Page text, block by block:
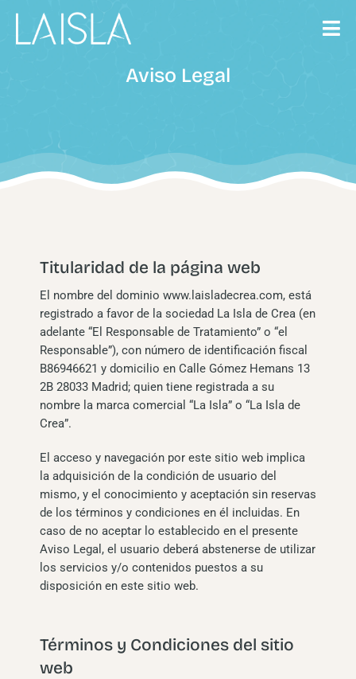
contenido
Aviso Legal
Titularidad de la página web
El nombre del dominio www.laisladecrea.com, está
registrado a favor de la sociedad La Isla de Crea (en
adelante “El Responsable de Tratamiento” o “el
Responsable”), con número de identificación fiscal
B86946621 y domicilio en Calle Gómez Hemans 13
2B 28033 Madrid; quien tiene registrada a su
nombre la marca comercial “La Isla” o “La Isla de
Crea”.
El acceso y navegación por este sitio web implica
la adquisición de la condición de usuario del
mismo, y el conocimiento y aceptación sin reservas
de los términos y condiciones en él incluidas. En
caso de no aceptar lo establecido en el presente
Aviso Legal, el usuario deberá abstenerse de utilizar
los servicios y/o contenidos puestos a su
disposición en este sitio web.
Términos y Condiciones del sitio
web